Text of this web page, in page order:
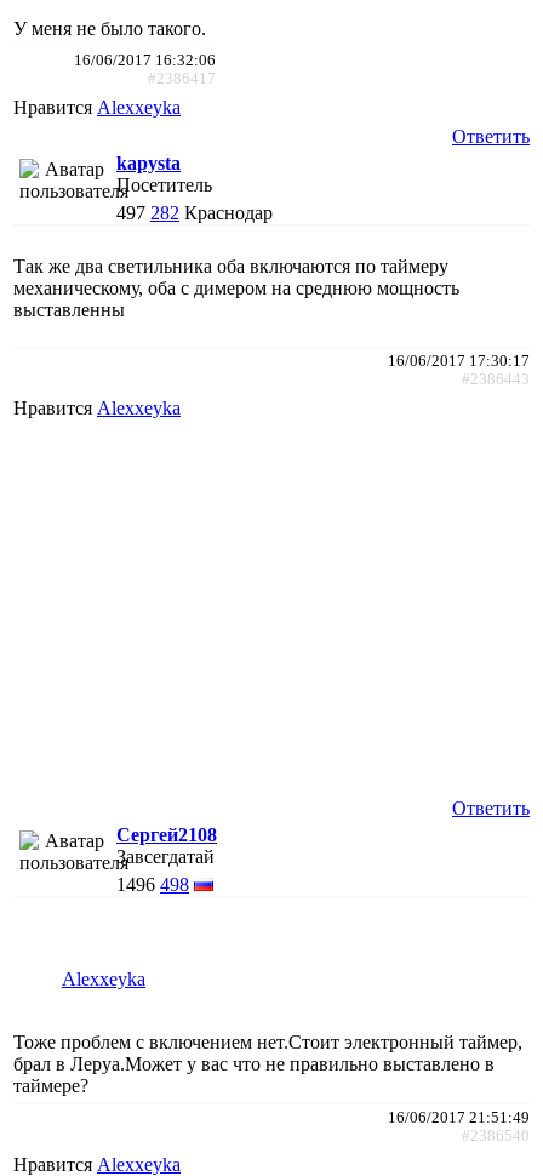
У меня не было такого.
16/06/2017 16:32:06
#2386417
Нравится Alexxeyka
Ответить
kapysta
Посетитель
497 282 Краснодар
Так же два светильника оба включаются по таймеру
механическому, оба с димером на среднюю мощность
выставленны
16/06/2017 17:30:17
#2386443
Нравится Alexxeyka
Ответить
Сергей2108
Завсегдатай
1496 498
Alexxeyka
Тоже проблем с включением нет.Стоит электронный таймер,
брал в Леруа.Может у вас что не правильно выставлено в
таймере?
16/06/2017 21:51:49
#2386540
Нравится Alexxeyka